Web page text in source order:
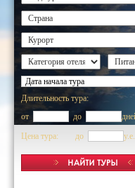
Длительность тура:
от
до
Цена тура: до
y.e.